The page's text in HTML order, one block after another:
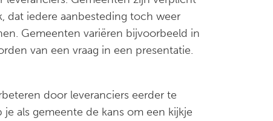
dat iedere aanbesteding toch weer
Gemeenten variëren bijvoorbeeld in
van een vraag in een presentatie.
door leveranciers eerder te
als gemeente de kans om een kijkje